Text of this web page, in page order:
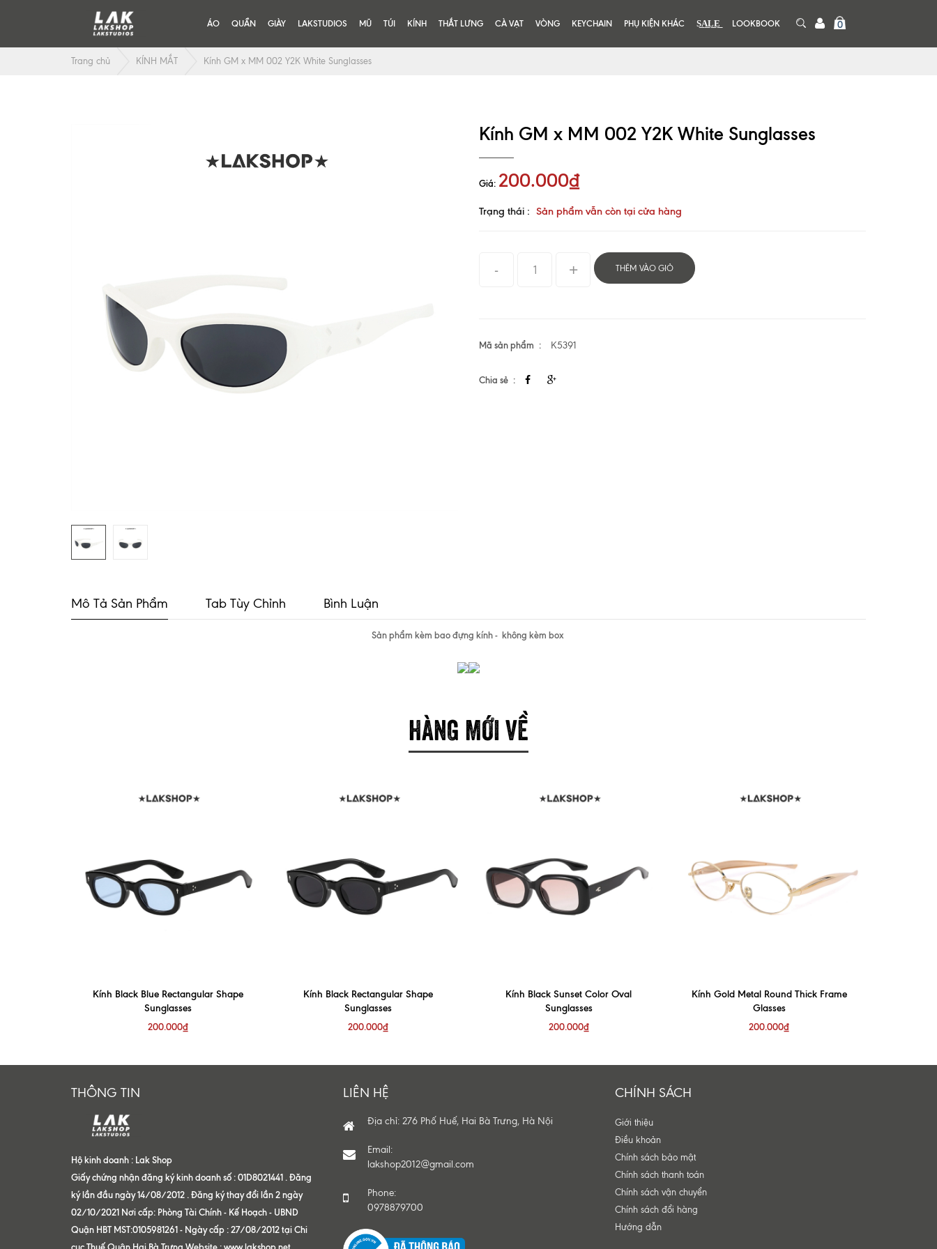
ÁO QUẦN GIÀY LAKSTUDIOS MŨ TÚI KÍNH THẮT LƯNG CÀ VẠT VÒNG KEYCHAIN PHỤ KIỆN KHÁC S͟A͟L͟E͟ LOOKBOOK 0
Trang chủ KÍNH MẮT Kính GM x MM 002 Y2K White Sunglasses
Kính GM x MM 002 Y2K White Sunglasses
Giá: 200.000₫
Trạng thái : Sản phẩm vẫn còn tại cửa hàng
THÊM VÀO GIỎ
Mã sản phẩm K5391
Chia sẻ
Mô Tả Sản Phẩm Tab Tùy Chỉnh Bình Luận
Sản phẩm kèm bao đựng kính - không kèm box
HÀNG MỚI VỀ
Kính Black Blue Rectangular Shape
Sunglasses
200.000₫
Kính Black Rectangular Shape
Sunglasses
200.000₫
Kính Black Sunset Color Oval
Sunglasses
200.000₫
Kính Gold Metal Round Thick Frame
Glasses
200.000₫
THÔNG TIN
Hộ kinh doanh : Lak Shop
Giấy chứng nhận đăng ký kinh doanh số : 01D8021441 . Đăng
ký lần đầu ngày 14/08/2012 . Đăng ký thay đổi lần 2 ngày
02/10/2021 Nơi cấp: Phòng Tài Chính - Kế Hoạch - UBND
Quận HBT MST:0105981261 - Ngày cấp : 27/08/2012 tại Chi
LIÊN HỆ
Địa chỉ: 276 Phố Huế, Hai Bà Trưng, Hà Nội
Email:
lakshop2012@gmail.com
Phone:
0978879700
CHÍNH SÁCH
Giới thiệu
Điều khoản
Chính sách bảo mật
Chính sách thanh toán
Chính sách vận chuyển
Chính sách đổi hàng
Hướng dẫn